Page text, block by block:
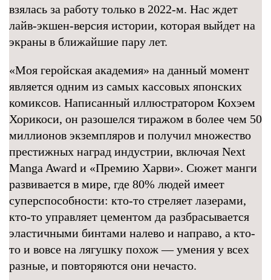
взялась за работу только в 2022-м. Нас ждет
лайв-экшен-версия истории, которая выйдет на
экраны в ближайшие пару лет.
«Моя геройская академия» на данный момент
является одним из самых кассовых японских
комиксов. Написанный иллюстратором Кохэем
Хорикоси, он разошелся тиражом в более чем 50
миллионов экземпляров и получил множество
престижных наград индустрии, включая Next
Manga Award и «Премию Харви». Сюжет манги
развивается в мире, где 80% людей имеет
суперспособности: кто-то стреляет лазерами,
кто-то управляет цементом да разбрасывается
эластичными бинтами налево и направо, а кто-
то и вовсе на лягушку похож — умения у всех
разные, и повторяются они нечасто.